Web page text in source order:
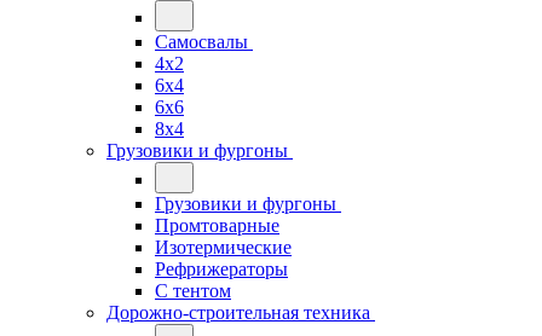
Самосвалы
4x2
6x4
6x6
8x4
Грузовики и фургоны
Грузовики и фургоны
Промтоварные
Изотермические
Рефрижераторы
С тентом
Дорожно-строительная техника